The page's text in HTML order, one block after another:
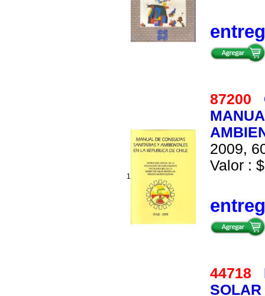
1
87200
2009,
Valor :
44718
SOLAR